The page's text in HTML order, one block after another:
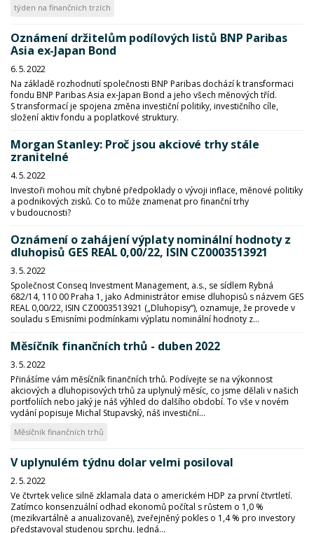
týden na finančních trzích
Oznámení držitelům podílových listů BNP Paribas
Asia ex-Japan Bond
6. 5. 2022
Na základě rozhodnutí společnosti BNP Paribas dochází k transformaci
fondu BNP Paribas Asia ex-Japan Bond a jeho všech měnových tříd.
S transformací je spojena změna investiční politiky, investičního cíle,
složení aktiv fondu a poplatkové struktury.
Morgan Stanley: Proč jsou akciové trhy stále
zranitelné
4. 5. 2022
Investoři mohou mít chybné předpoklady o vývoji inflace, měnové politiky
a podnikových zisků. Co to může znamenat pro finanční trhy
v budoucnosti?
Oznámení o zahájení výplaty nominální hodnoty z
dluhopisů GES REAL 0,00/22, ISIN CZ0003513921
3. 5. 2022
Společnost Conseq Investment Management, a.s., se sídlem Rybná
682/14, 110 00 Praha 1, jako Administrátor emise dluhopisů s názvem GES
REAL 0,00/22, ISIN CZ0003513921 („Dluhopisy“), oznamuje, že provede v
souladu s Emisními podmínkami výplatu nominální hodnoty z...
Měsíčník finančních trhů - duben 2022
3. 5. 2022
Přinášíme vám měsíčník finančních trhů. Podívejte se na výkonnost
akciových a dluhopisových trhů za uplynulý měsíc, co jsme dělali v našich
portfoliích nebo jaký je náš výhled do dalšího období. To vše v novém
vydání popisuje Michal Stupavský, náš investiční...
Měsíčník finančních trhů
V uplynulém týdnu dolar velmi posiloval
2. 5. 2022
Ve čtvrtek velice silně zklamala data o americkém HDP za první čtvrtletí.
Zatímco konsenzuální odhad ekonomů počítal s růstem o 1,0 %
(mezikvartálně a anualizovaně), zveřejněný pokles o 1,4 % pro investory
představoval studenou sprchu. Jedná...